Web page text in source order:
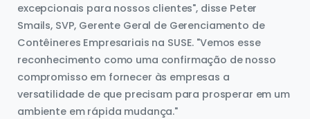
excepcionais para nossos clientes", disse Peter
Smails, SVP, Gerente Geral de Gerenciamento de
Contêineres Empresariais na SUSE. "Vemos esse
reconhecimento como uma confirmação de nosso
compromisso em fornecer às empresas a
versatilidade de que precisam para prosperar em um
ambiente em rápida mudança."